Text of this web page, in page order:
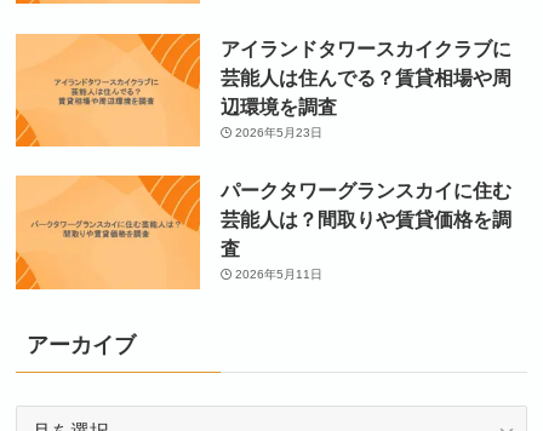
アイランドタワースカイクラブに
芸能人は住んでる？賃貸相場や周
辺環境を調査
2026年5月23日
パークタワーグランスカイに住む
芸能人は？間取りや賃貸価格を調
査
2026年5月11日
アーカイブ